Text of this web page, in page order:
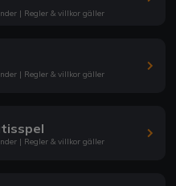
| Regler & villkor gäller
| Regler & villkor gäller
| Regler & villkor gäller